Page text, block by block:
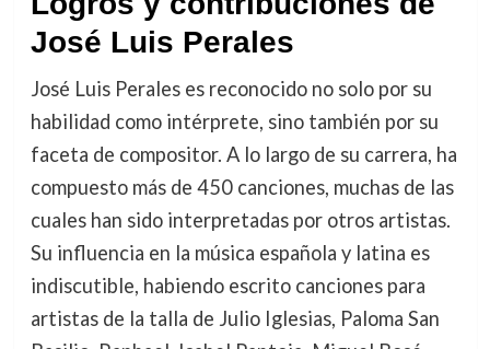
José Luis Perales
José Luis Perales es reconocido no solo por su
habilidad como intérprete, sino también por su
faceta de compositor. A lo largo de su carrera, ha
compuesto más de 450 canciones, muchas de las
cuales han sido interpretadas por otros artistas.
Su influencia en la música española y latina es
indiscutible, habiendo escrito canciones para
artistas de la talla de Julio Iglesias, Paloma San